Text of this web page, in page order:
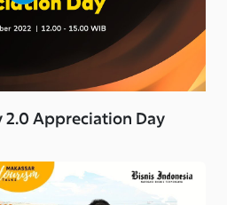
Appreciation Day